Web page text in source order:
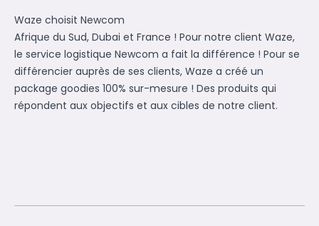
Waze choisit Newcom
Afrique du Sud, Dubai et France ! Pour notre client Waze,
le service logistique Newcom a fait la différence ! Pour se
différencier auprès de ses clients, Waze a créé un
package goodies 100% sur-mesure ! Des produits qui
répondent aux objectifs et aux cibles de notre client.